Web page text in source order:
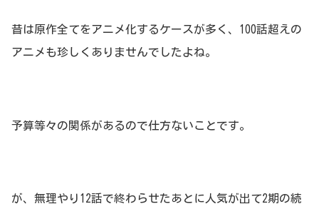
昔は原作全てをアニメ化するケースが多く、100話超えの
アニメも珍しくありませんでしたよね。
予算等々の関係があるので仕方ないことです。
が、無理やり12話で終わらせたあとに人気が出て2期の続